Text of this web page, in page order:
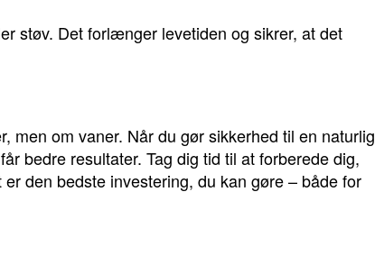
støv. Det forlænger levetiden og sikrer, at det
om vaner. Når du gør sikkerhed til en naturlig
bedre resultater. Tag dig tid til at forberede dig,
den bedste investering, du kan gøre – både for